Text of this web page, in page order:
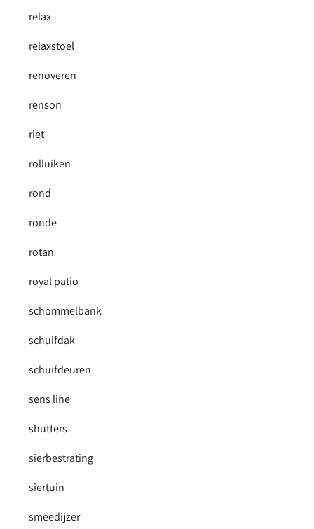
relax
relaxstoel
renoveren
renson
riet
rolluiken
rond
ronde
rotan
royal patio
schommelbank
schuifdak
schuifdeuren
sens line
shutters
sierbestrating
siertuin
smeedijzer